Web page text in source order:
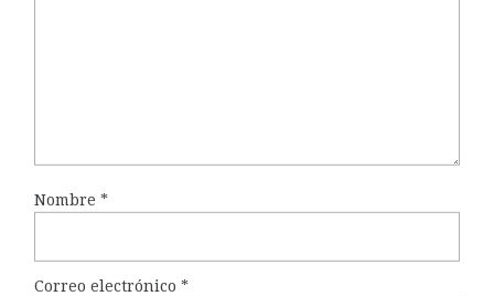
Nombre *
Correo electrónico *